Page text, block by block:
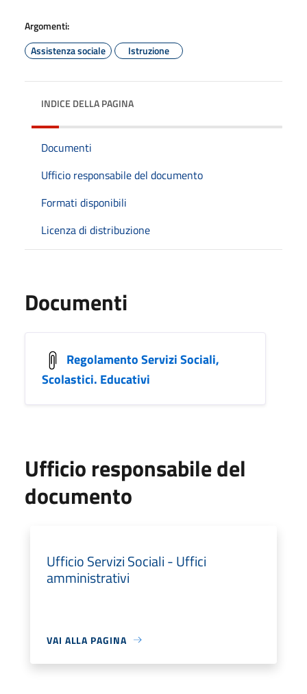
Argomenti:
Assistenza sociale
Istruzione
INDICE DELLA PAGINA
Documenti
Ufficio responsabile del documento
Formati disponibili
Licenza di distribuzione
Documenti
Regolamento Servizi Sociali,
Scolastici. Educativi
Ufficio responsabile del
documento
Ufficio Servizi Sociali - Uffici
amministrativi
VAI ALLA PAGINA